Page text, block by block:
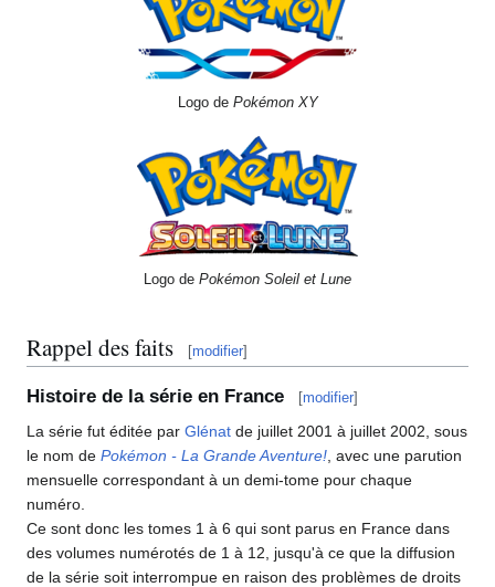
Logo de Pokémon XY
Logo de Pokémon Soleil et Lune
Rappel des faits [modifier]
Histoire de la série en France [modifier]
La série fut éditée par Glénat de juillet 2001 à juillet 2002, sous
le nom de Pokémon - La Grande Aventure! , avec une parution
mensuelle correspondant à un demi-tome pour chaque
numéro.
Ce sont donc les tomes 1 à 6 qui sont parus en France dans
des volumes numérotés de 1 à 12, jusqu'à ce que la diffusion
de la série soit interrompue en raison des problèmes de droits